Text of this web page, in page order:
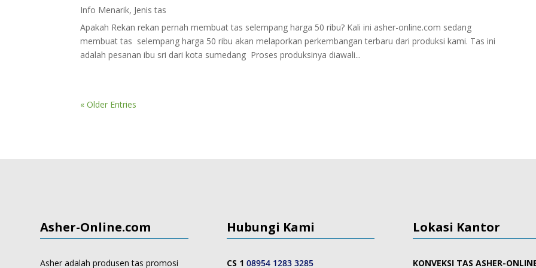
Info Menarik, Jenis tas
Apakah Rekan rekan pernah membuat tas selempang harga 50 ribu? Kali ini asher-online.com sedang
membuat tas selempang harga 50 ribu akan melaporkan perkembangan terbaru dari produksi kami. Tas ini
adalah pesanan ibu sri dari kota sumedang Proses produksinya diawali...
« Older Entries
Asher-Online.com
Asher adalah produsen tas promosi
Hubungi Kami
CS 1 08954 1283 3285
Lokasi Kantor
KONVEKSI TAS ASHER-